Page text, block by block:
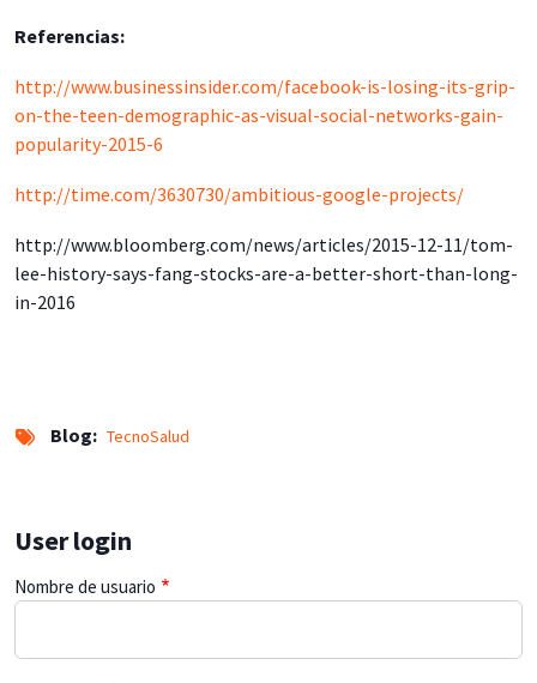
Referencias:
http://www.businessinsider.com/facebook-is-losing-its-grip-
on-the-teen-demographic-as-visual-social-networks-gain-
popularity-2015-6
http://time.com/3630730/ambitious-google-projects/
http://www.bloomberg.com/news/articles/2015-12-11/tom-
lee-history-says-fang-stocks-are-a-better-short-than-long-
in-2016
Blog TecnoSalud
User login
Nombre de usuario